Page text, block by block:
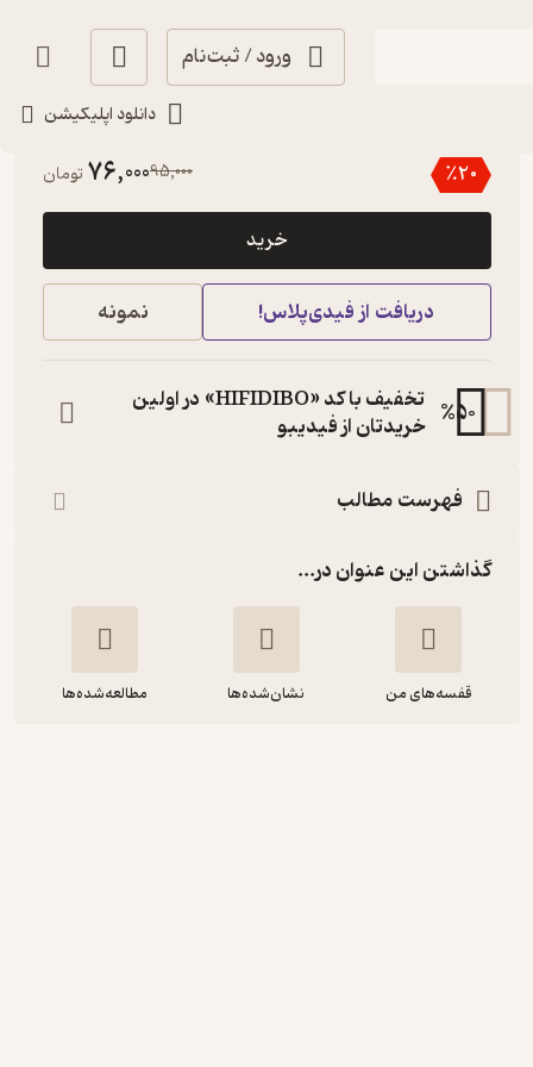
ورود / ثبت‌نام
دانلود اپلیکیشن
٪20
95,000
76,000تومان
خرید
دریافت از فیدی‌پلاس! نمونه
%50
تخفیف با کد «HIFIDIBO» در اولین
خریدتان از فیدیبو
فهرست مطالب
گذاشتن این عنوان در...
قفسه‌های من نشان‌شده‌ها مطالعه‌شده‌ها